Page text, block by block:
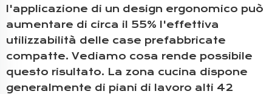
l'applicazione di un design ergonomico può
aumentare di circa il 55% l'effettiva
utilizzabilità delle case prefabbricate
compatte. Vediamo cosa rende possibile
questo risultato. La zona cucina dispone
generalmente di piani di lavoro alti 42